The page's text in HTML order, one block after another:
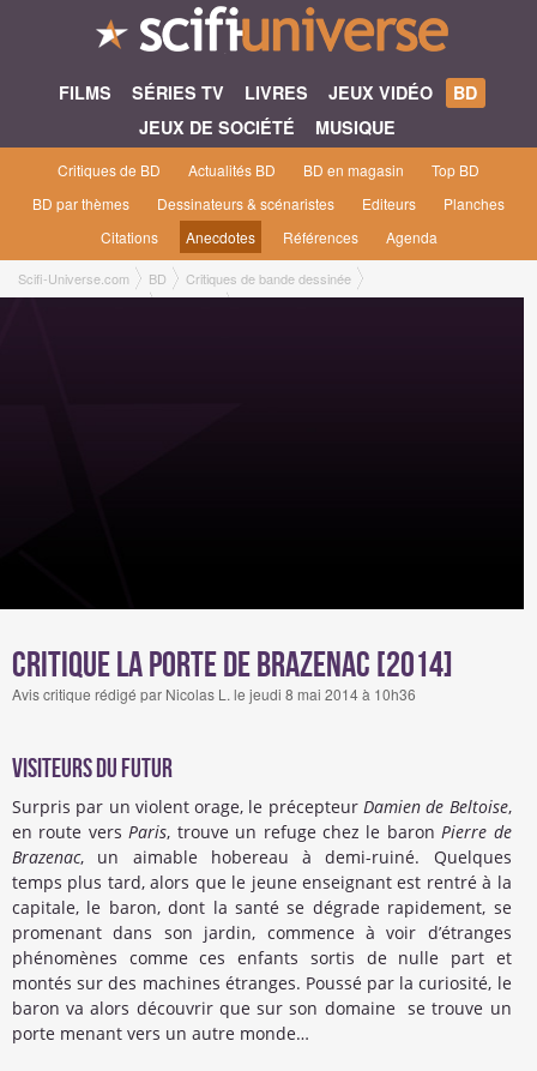
FILMS SÉRIES TV LIVRES JEUX VIDÉO
BD
JEUX DE SOCIÉTÉ
MUSIQUE
Critiques de BD Actualités BD BD en magasin
Top BD
BD par thèmes
Dessinateurs & scénaristes Editeurs
Planches
Citations
Anecdotes Références Agenda
Scifi-Universe.com BD
Critiques de bande dessinée
La porte de Brazenac
Nicolas L.
Critique La porte de Brazenac [2014]
Avis critique rédigé par Nicolas L. le jeudi 8 mai 2014 à 10h36
Visiteurs du futur
Surpris par un violent orage, le précepteurDamien de Beltoise,
en route versParis, trouve un refuge chez le baronPierre de
Brazenac, un aimable hobereau à demi-ruiné. Quelques
temps plus tard, alors que le jeune enseignant est rentré à la
capitale, le baron, dont la santé se dégrade rapidement, se
promenant dans son jardin, commence à voir d’étranges
phénomènes comme ces enfants sortis de nulle part et
montés sur des machines étranges. Poussé par la curiosité, le
baron va alors découvrir que sur son domaine se trouve un
porte menant vers un autre monde…